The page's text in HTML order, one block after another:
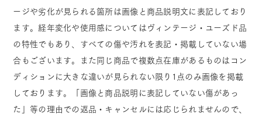
ージや劣化が見られる箇所は画像と商品説明文に表記しており
ます。経年変化や使用感についてはヴィンテージ・ユーズド品
の特性でもあり、すべての傷や汚れを表記・掲載していない場
合もございます。また同じ商品で複数点在庫があるものはコン
ディションに大きな違いが見られない限り1点のみ画像を掲載
しております。「画像と商品説明に表記していない傷があっ
た」等の理由での返品・キャンセルには応じられませんので、